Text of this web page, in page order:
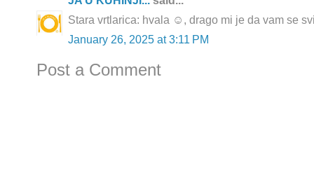
Stara vrtlarica: hvala ☺️, drago mi je da vam se
January 26, 2025 at 3:11 PM
Post a Comment